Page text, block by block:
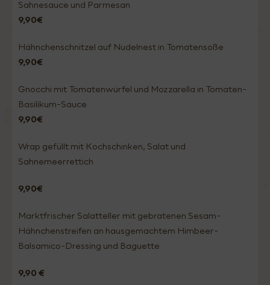
Sahnesauce und Parmesan
9,90€
Hähnchenschnitzel auf Nudelnest in Tomatensoße
9,90€
Gnocchi mit Tomatenwürfel und Mozzarella in Tomaten-
Basilikum-Sauce
9,90€
Wrap gefüllt mit Kochschinken, Salat und
Sahnemeerrettich
9,90€
Marktfrischer Salatteller mit gebratenen Sesam-
Hähnchenstreifen an hausgemachtem Himbeer-
Balsamico-Dressing und Baguette
9,90 €